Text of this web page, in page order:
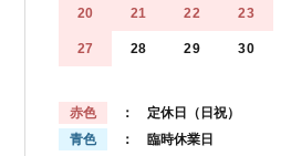
20 21 22 23
27 28 29 30
赤色
： 定休日（日祝）
青色
： 臨時休業日